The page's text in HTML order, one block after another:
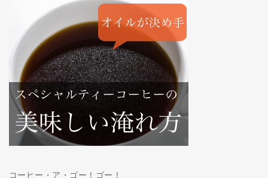
コーヒー・ア・ゴー！ゴー！